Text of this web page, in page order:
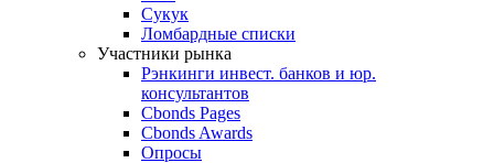
Сукук
Ломбардные списки
Участники рынка
Рэнкинги инвест. банков и юр.
консультантов
Cbonds Pages
Cbonds Awards
Опросы